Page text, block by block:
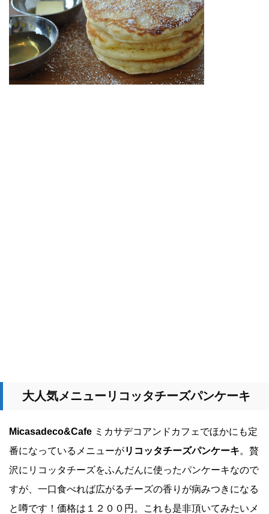
大人気メニューリコッタチーズパンケーキ
Micasadeco&Cafe ミカサデコアンドカフェでほかにも定
番になっているメニューがリコッタチーズパンケーキ。贅
沢にリコッタチーズをふんだんに使ったパンケーキなので
すが、一口食べれば広がるチーズの香りが病みつきになる
と噂です！価格は１２００円。これも是非頂いてみたいメ